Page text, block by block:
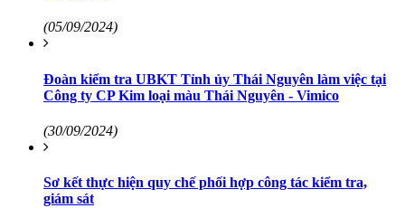
(05/09/2024)
Đoàn kiểm tra UBKT Tỉnh ủy Thái Nguyên làm việc tại
Công ty CP Kim loại màu Thái Nguyên - Vimico
(30/09/2024)
Sơ kết thực hiện quy chế phối hợp công tác kiểm tra,
giám sát